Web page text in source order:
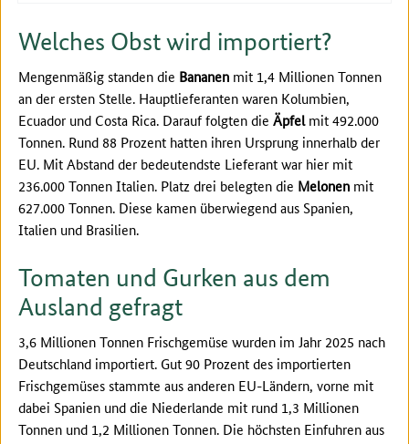
Welches Obst wird importiert?
Mengenmäßig standen die Bananen mit 1,4 Millionen Tonnen
an der ersten Stelle. Hauptlieferanten waren Kolumbien,
Ecuador und Costa Rica. Darauf folgten die Äpfelmit 492.000
Tonnen. Rund 88 Prozent hatten ihren Ursprung innerhalb der
EU. Mit Abstand der bedeutendste Lieferant war hier mit
236.000 Tonnen Italien. Platz drei belegten die Melonen mit
627.000 Tonnen. Diese kamen überwiegend aus Spanien,
Italien und Brasilien.
Tomaten und Gurken aus dem
Ausland gefragt
3,6 Millionen Tonnen Frischgemüse wurden im Jahr 2025 nach
Deutschland importiert. Gut 90 Prozent des importierten
Frischgemüses stammte aus anderen EU-Ländern, vorne mit
dabei Spanien und die Niederlande mit rund 1,3 Millionen
Tonnen und 1,2 Millionen Tonnen. Die höchsten Einfuhren aus